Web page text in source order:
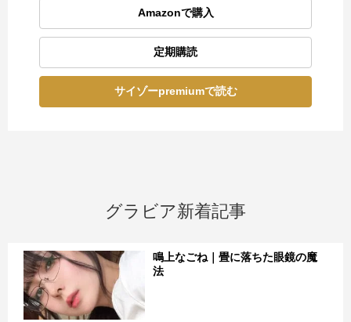
Amazonで購入
定期購読
サイゾーpremiumで読む
グラビア新着記事
鳴上なごね｜畳に落ちた眼鏡の魔
法